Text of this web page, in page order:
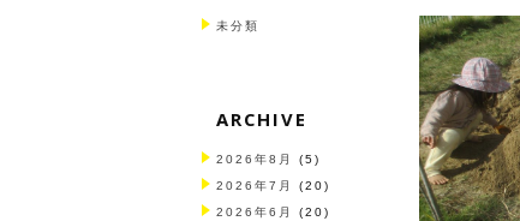
未分類
ARCHIVE
2026年8月 (5)
2026年7月 (20)
2026年6月 (20)